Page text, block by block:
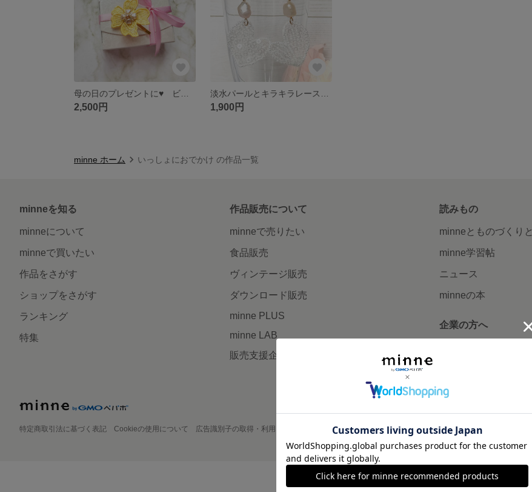
2,500円 1,900円
minne ホーム いっしょにおでかけ の作品一覧
minneを知る
minneについて
minneで買いたい
作品をさがす
ショップをさがす
ランキング
特集
作品販売について
minneで売りたい
食品販売
ヴィンテージ販売
ダウンロード販売
minne PLUS
minne LAB
販売支援企画・イベント
読みもの
minneとものづくりと
minne学習帖
ニュース
minneの本
企業の方へ
特定商取引法に基づく表記 Cookieの使用について 広告識別子の取得・利用 プライバシーポリシー 会社概要 採用情報 メディアキット
©GMO Pepabo, Inc. All rights reserved.